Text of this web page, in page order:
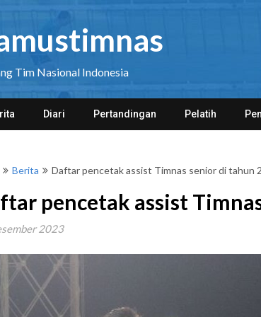
Tim Nasional Indonesia
Diari Pertandingan Pelatih
Berita Daftar pencetak assist Timnas senior di tahun
pencetak assist
2023